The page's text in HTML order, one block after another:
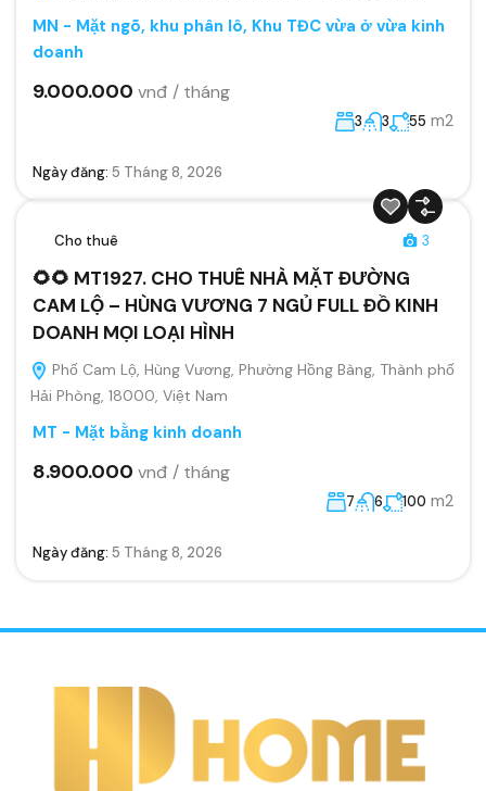
MN - Mặt ngõ, khu phân lô, Khu TĐC vừa ở vừa kinh
doanh
9.000.000 vnđ / tháng
3 3 55 m2
Ngày đăng: 5 Tháng 8, 2026
Cho thuê 3
🌻🌻 MT1927. CHO THUÊ NHÀ MẶT ĐƯỜNG
CAM LỘ – HÙNG VƯƠNG 7 NGỦ FULL ĐỒ KINH
DOANH MỌI LOẠI HÌNH
Phố Cam Lộ, Hùng Vương, Phường Hồng Bàng, Thành phố
Hải Phòng, 18000, Việt Nam
MT - Mặt bằng kinh doanh
8.900.000 vnđ / tháng
7 6 100 m2
Ngày đăng: 5 Tháng 8, 2026